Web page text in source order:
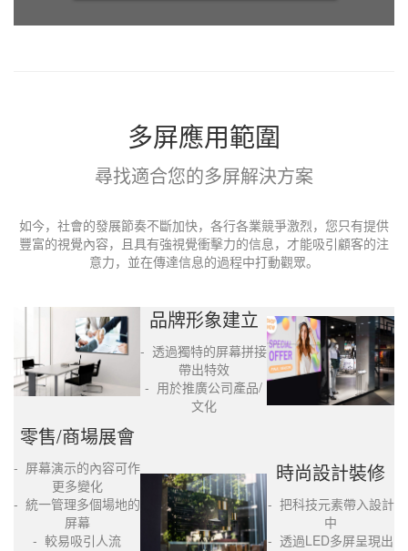
多屏應用範圍
尋找適合您的多屏解決方案
如今，社會的發展節奏不斷加快，各行各業競爭激烈，您只有提供
豐富的視覺內容，且具有強視覺衝擊力的信息，才能吸引顧客的注
意力，並在傳達信息的過程中打動觀眾。
品牌形象建立
- 透過獨特的屏幕拼接
帶出特效
- 用於推廣公司產品/
文化
零售/商場展會
- 屏幕演示的內容可作
更多變化
- 統一管理多個場地的
屏幕
- 較易吸引人流
時尚設計裝修
- 把科技元素帶入設計
中
- 透過LED多屏呈現出